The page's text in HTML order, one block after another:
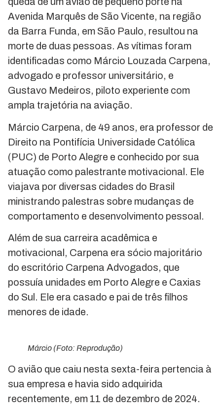
Avenida Marquês de São Vicente, na região
da Barra Funda, em São Paulo, resultou na
morte de duas pessoas. As vítimas foram
identificadas como Márcio Louzada Carpena,
advogado e professor universitário, e
Gustavo Medeiros, piloto experiente com
ampla trajetória na aviação.
Márcio Carpena, de 49 anos, era professor de
Direito na Pontifícia Universidade Católica
(PUC) de Porto Alegre e conhecido por sua
atuação como palestrante motivacional. Ele
viajava por diversas cidades do Brasil
ministrando palestras sobre mudanças de
comportamento e desenvolvimento pessoal.
Além de sua carreira acadêmica e
motivacional, Carpena era sócio majoritário
do escritório Carpena Advogados, que
possuía unidades em Porto Alegre e Caxias
do Sul. Ele era casado e pai de três filhos
menores de idade.
Márcio (Foto: Reprodução)
O avião que caiu nesta sexta-feira pertencia à
sua empresa e havia sido adquirida
recentemente, em 11 de dezembro de 2024.